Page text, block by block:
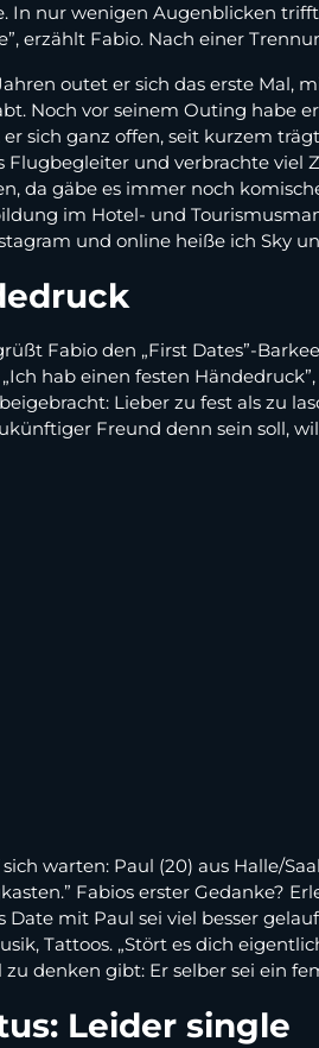
In nur wenigen Augenblicken
erzählt Fabio. Nach einer
outet er sich das erste Mal,
Noch vor seinem Outing habe
sich ganz offen, seit kurzem
Flugbegleiter und verbrachte viel
da gäbe es immer noch
im Hotel- und
und online heiße ich Sky
Fabio den „First Dates”-
hab einen festen
Lieber zu fest als zu
Freund denn sein soll,
warten: Paul (20) aus Halle/
Fabios erster Gedanke?
Date mit Paul sei viel besser
Tattoos. „Stört es dich
denken gibt: Er selber sei ein
Leider single